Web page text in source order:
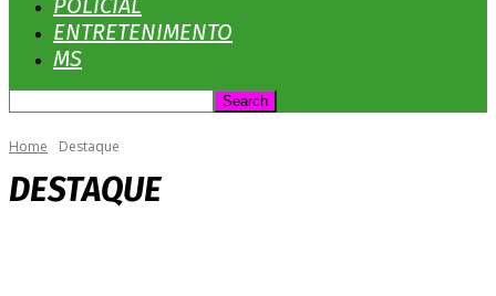
POLICIAL
ENTRETENIMENTO
MS
Home Destaque
DESTAQUE